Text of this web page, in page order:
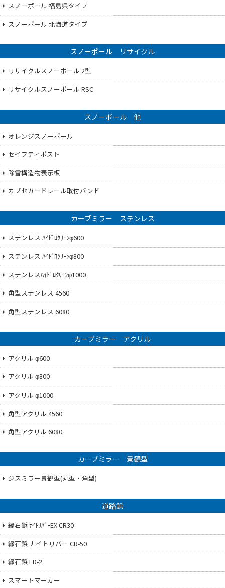
スノーポール 福島県タイプ
スノーポール 北海道タイプ
スノーポール リサイクル
リサイクルスノーポール 2型
リサイクルスノーポール RSC
スノーポール 他
オレンジスノーポール
セイフティポスト
除雪構造物表示板
カブセガードレール取付バンド
カーブミラー ステンレス
ステンレス ﾊｲﾄﾞﾛｸﾘｰﾝφ600
ステンレス ﾊｲﾄﾞﾛｸﾘｰﾝφ800
ステンレスﾊｲﾄﾞﾛｸﾘｰﾝφ1000
角型ステンレス 4560
角型ステンレス 6080
カーブミラー アクリル
アクリル φ600
アクリル φ800
アクリル φ1000
角型アクリル 4560
角型アクリル 6080
カーブミラー 景観型
ジスミラー景観型(丸型・角型)
道路鋲
縁石鋲 ﾅｲﾄﾘﾊﾞｰEX CR30
縁石鋲 ナイトリバー CR-50
縁石鋲 ED-2
スマートマーカー